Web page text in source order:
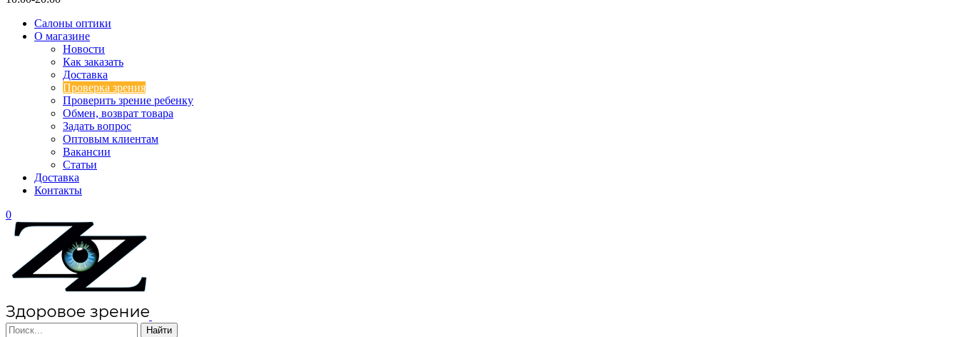
Салоны оптики
О магазине
Новости
Как заказать
Доставка
Проверка зрения
Проверить зрение ребенку
Обмен, возврат товара
Задать вопрос
Оптовым клиентам
Вакансии
Статьи
Доставка
Контакты
0